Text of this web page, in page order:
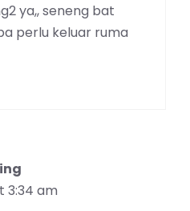
ya,, seneng bat
perlu keluar ruma
3:34 am